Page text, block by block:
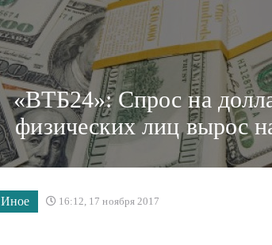
«ВТБ24»: Спрос на
физических лиц вырос
Иное 16:12, 17 ноября 2017